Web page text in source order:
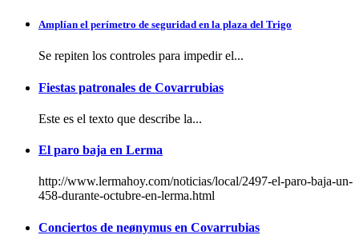
Amplían el perímetro de seguridad en la plaza del Trigo
Se repiten los controles para impedir el...
Fiestas patronales de Covarrubias
Este es el texto que describe la...
El paro baja en Lerma
http://www.lermahoy.com/noticias/local/2497-el-paro-baja-un-
458-durante-octubre-en-lerma.html
Conciertos de neønymus en Covarrubias